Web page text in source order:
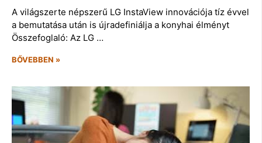
A világszerte népszerű LG InstaView innovációja tíz évvel
a bemutatása után is újradefiniálja a konyhai élményt
Összefoglaló: Az LG …
BŐVEBBEN »